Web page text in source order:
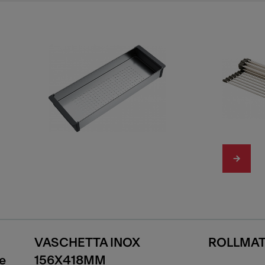
VASCHETTA INOX
156X418MM